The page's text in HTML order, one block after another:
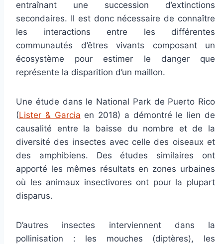
entraînant une succession d’extinctions
secondaires. Il est donc nécessaire de connaître
les interactions entre les différentes
communautés d’êtres vivants composant un
écosystème pour estimer le danger que
représente la disparition d’un maillon.
Une étude dans le National Park de Puerto Rico
(Lister & Garcia en 2018) a démontré le lien de
causalité entre la baisse du nombre et de la
diversité des insectes avec celle des oiseaux et
des amphibiens. Des études similaires ont
apporté les mêmes résultats en zones urbaines
où les animaux insectivores ont pour la plupart
disparus.
D’autres insectes interviennent dans la
pollinisation : les mouches (diptères), les